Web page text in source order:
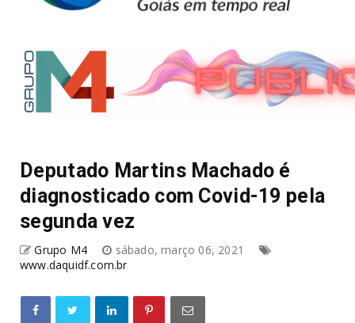
Deputado Martins Machado é
diagnosticado com Covid-19 pela
segunda vez
Grupo M4
sábado, março 06, 2021
www.daquidf.com.br